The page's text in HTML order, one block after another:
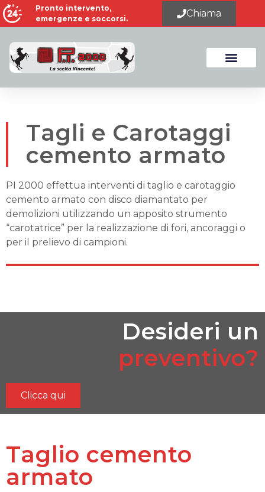
Pronto intervento,
emergenze e soccorsi.
Chiama
Tagli e Carotaggi
cemento armato
PI 2000 effettua interventi di taglio e carotaggio
cemento armato con disco diamantato per
demolizioni utilizzando un apposito strumento
“carotatrice” per la realizzazione di fori, ancoraggi o
per il prelievo di campioni.
Desideri un
preventivo?
Clicca qui
Taglio cemento
armato